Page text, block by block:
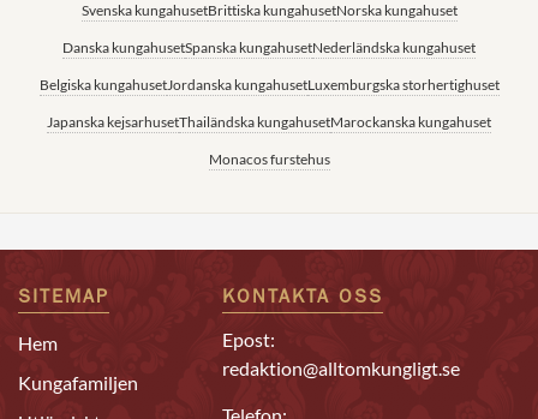
Svenska kungahusetBrittiska kungahusetNorska kungahuset
Danska kungahusetSpanska kungahusetNederländska kungahuset
Belgiska kungahusetJordanska kungahusetLuxemburgska storhertighuset
Japanska kejsarhusetThailändska kungahusetMarockanska kungahuset
Monacos furstehus
SITEMAP
Hem
Kungafamiljen
KONTAKTA OSS
Epost:
redaktion@alltomkungligt.se